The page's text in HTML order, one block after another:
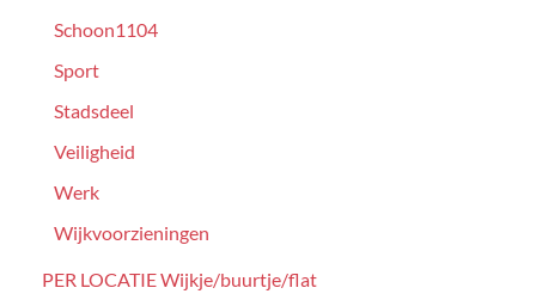
Schoon1104
Sport
Stadsdeel
Veiligheid
Werk
Wijkvoorzieningen
PER LOCATIE Wijkje/buurtje/flat